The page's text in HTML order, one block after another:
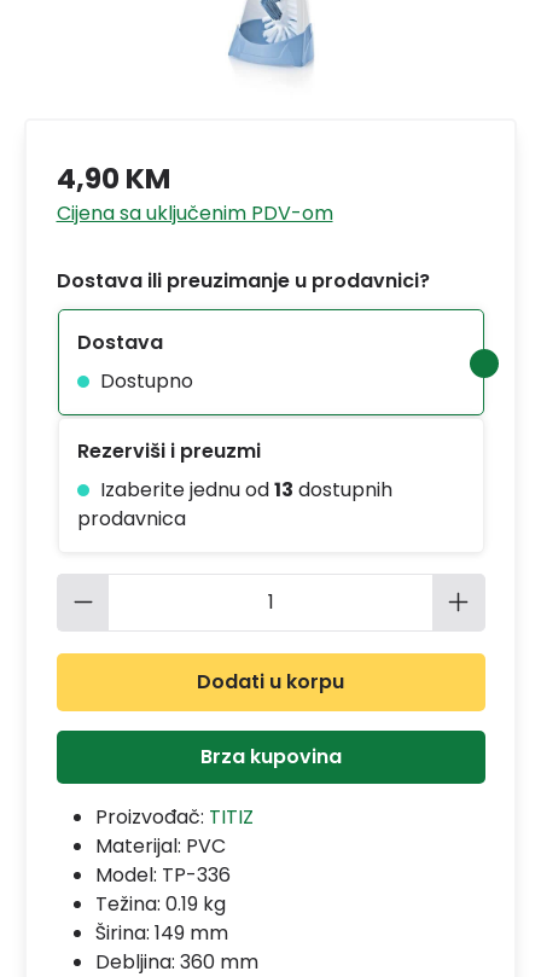
4,90 KM
Cijena sa uključenim PDV-om
Dostava ili preuzimanje u prodavnici?
Dostava
Dostupno
Rezerviši i preuzmi
Izaberite jednu od13 dostupnih
prodavnica
Količina proizvoda: Unesite
Dodati u korpu
Brza kupovina
Proizvođač: TITIZ
Materijal: PVC
Model: TP-336
Težina: 0.19 kg
Širina: 149 mm
Debljina: 360 mm